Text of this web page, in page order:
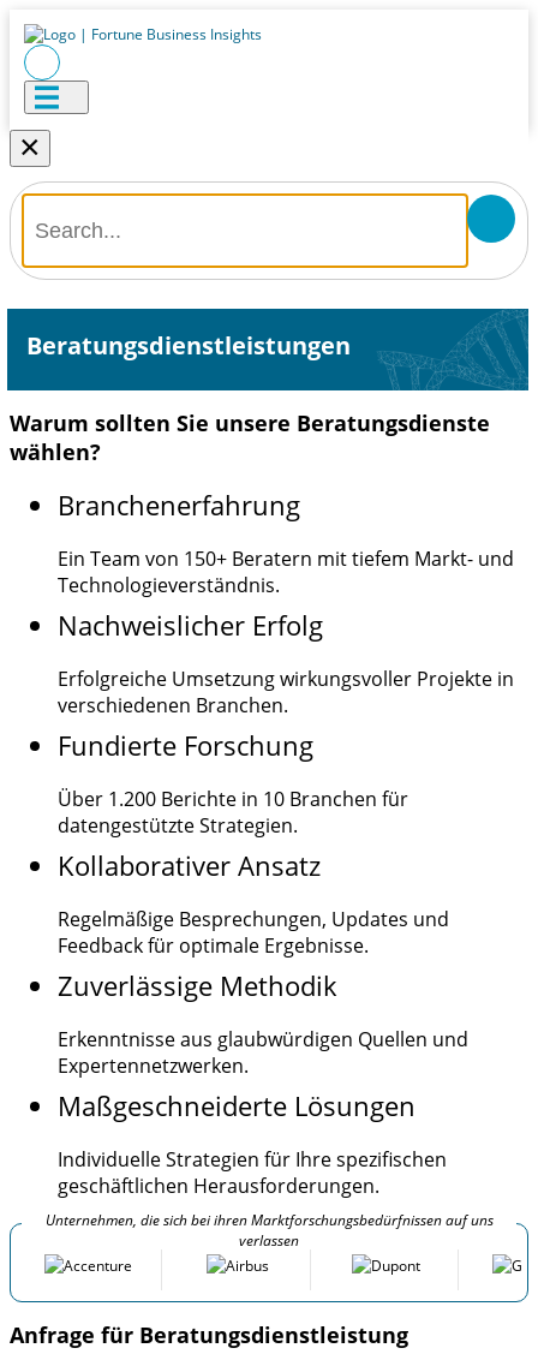
×
Beratungsdienstleistungen
Warum sollten Sie unsere Beratungsdienste
wählen?
Branchenerfahrung
Ein Team von 150+ Beratern mit tiefem Markt- und
Technologieverständnis.
Nachweislicher Erfolg
Erfolgreiche Umsetzung wirkungsvoller Projekte in
verschiedenen Branchen.
Fundierte Forschung
Über 1.200 Berichte in 10 Branchen für
datengestützte Strategien.
Kollaborativer Ansatz
Regelmäßige Besprechungen, Updates und
Feedback für optimale Ergebnisse.
Zuverlässige Methodik
Erkenntnisse aus glaubwürdigen Quellen und
Expertennetzwerken.
Maßgeschneiderte Lösungen
Individuelle Strategien für Ihre spezifischen
geschäftlichen Herausforderungen.
Unternehmen, die sich bei ihren Marktforschungsbedürfnissen auf uns
verlassen
Anfrage für Beratungsdienstleistung